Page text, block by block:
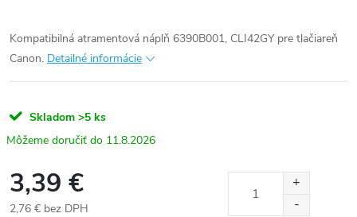
Kompatibilná atramentová náplň 6390B001, CLI42GY pre tlačiareň
Canon. Detailné informácie
Skladom >5 ks
11.8.2026
3,39 €
2,76 € bez DPH